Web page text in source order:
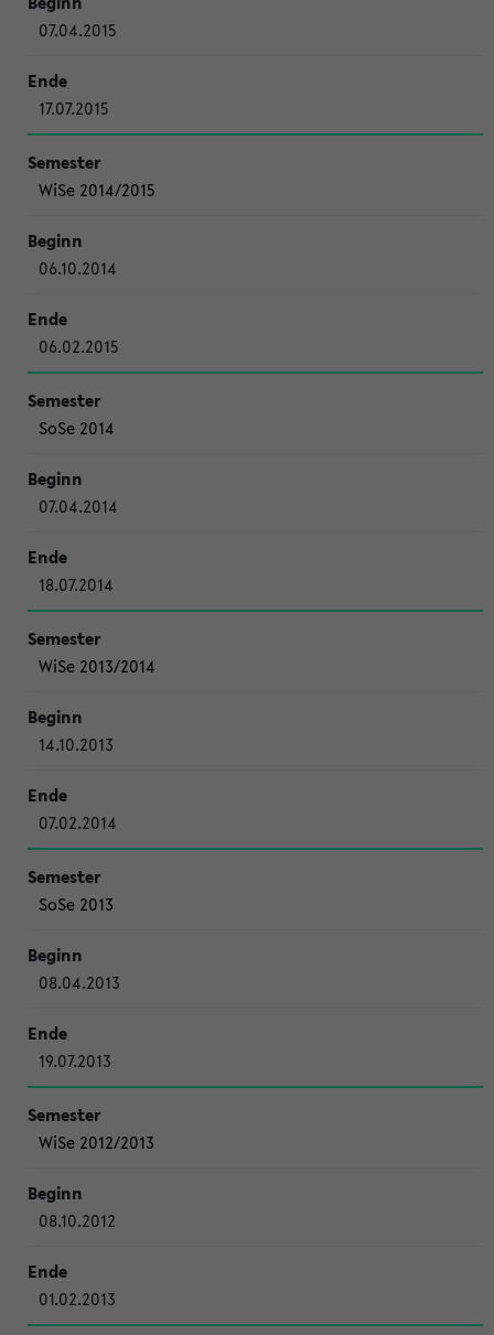
07.04.2015
17.07.2015
WiSe 2014/2015
06.10.2014
06.02.2015
SoSe 2014
07.04.2014
18.07.2014
WiSe 2013/2014
14.10.2013
07.02.2014
SoSe 2013
08.04.2013
19.07.2013
WiSe 2012/2013
08.10.2012
01.02.2013